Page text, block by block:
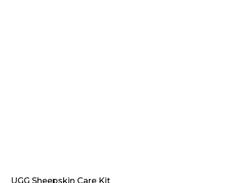
UGG Sheepskin Care Kit